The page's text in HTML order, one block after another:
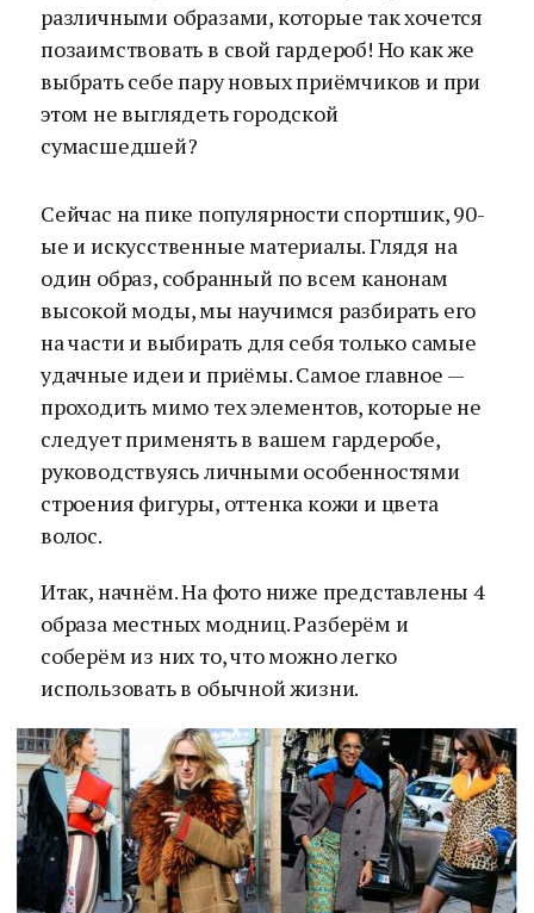
различными образами, которые так хочется
позаимствовать в свой гардероб! Но как же
выбрать себе пару новых приёмчиков и при
этом не выглядеть городской
сумасшедшей?
Сейчас на пике популярности спортшик, 90-
ые и искусственные материалы. Глядя на
один образ, собранный по всем канонам
высокой моды, мы научимся разбирать его
на части и выбирать для себя только самые
удачные идеи и приёмы. Самое главное —
проходить мимо тех элементов, которые не
следует применять в вашем гардеробе,
руководствуясь личными особенностями
строения фигуры, оттенка кожи и цвета
волос.
Итак, начнём. На фото ниже представлены 4
образа местных модниц. Разберём и
соберём из них то, что можно легко
использовать в обычной жизни.